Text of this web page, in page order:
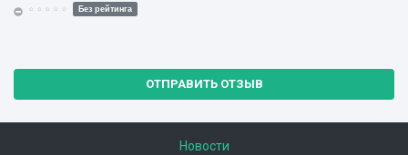
Без рейтинга
ОТПРАВИТЬ ОТЗЫВ
Новости